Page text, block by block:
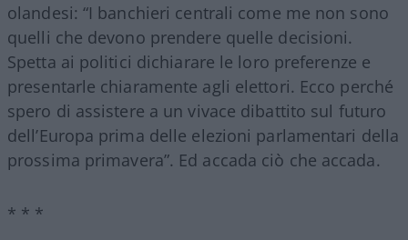
olandesi: “I banchieri centrali come me non sono
quelli che devono prendere quelle decisioni.
Spetta ai politici dichiarare le loro preferenze e
presentarle chiaramente agli elettori. Ecco perché
spero di assistere a un vivace dibattito sul futuro
dell’Europa prima delle elezioni parlamentari della
prossima primavera”. Ed accada ciò che accada.
* * *